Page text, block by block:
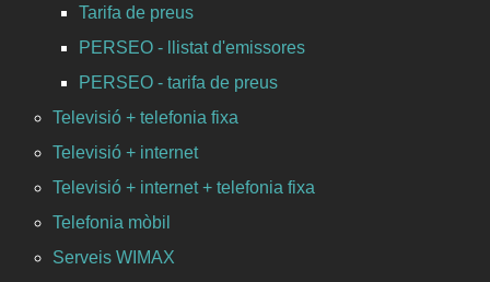
Tarifa de preus
PERSEO - llistat d'emissores
PERSEO - tarifa de preus
Televisió + telefonia fixa
Televisió + internet
Televisió + internet + telefonia fixa
Telefonia mòbil
Serveis WIMAX